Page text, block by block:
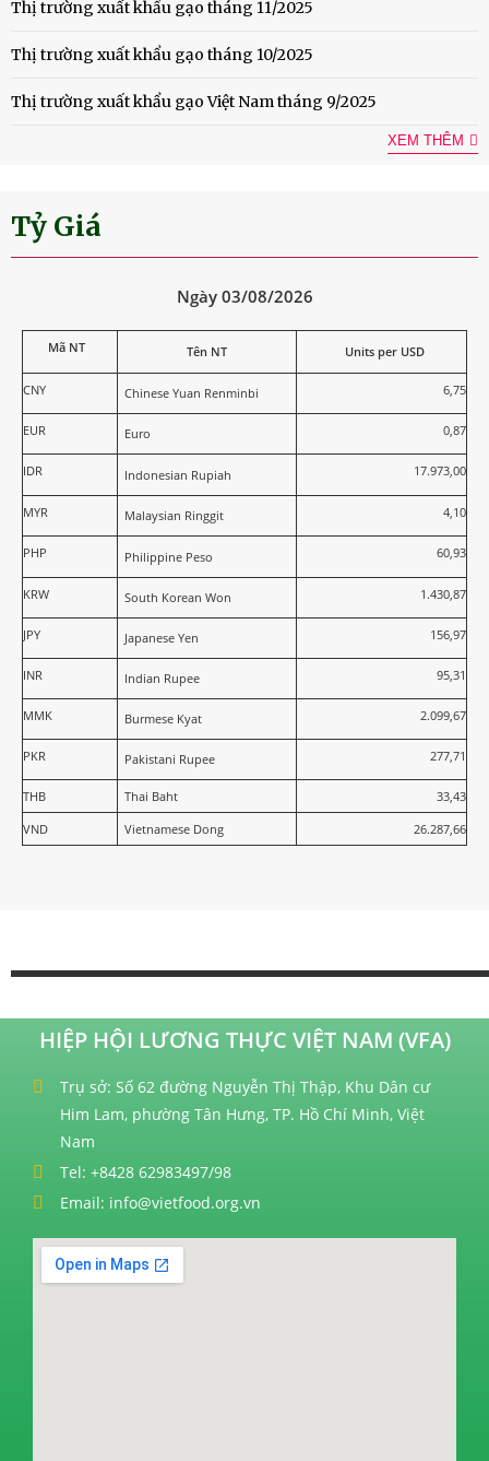
Thị trường xuất khẩu gạo tháng 11/2025
Thị trường xuất khẩu gạo tháng 10/2025
Thị trường xuất khẩu gạo Việt Nam tháng 9/2025
XEM THÊM
Tỷ Giá
Ngày 03/08/2026
Mã NT Tên NT Units per USD
CNY Chinese Yuan Renminbi 6,75
EUR Euro 0,87
IDR Indonesian Rupiah 17.973,00
MYR Malaysian Ringgit 4,10
PHP Philippine Peso 60,93
KRW South Korean Won 1.430,87
JPY Japanese Yen 156,97
INR Indian Rupee 95,31
MMK Burmese Kyat 2.099,67
PKR Pakistani Rupee 277,71
THB Thai Baht
33,43
VND
Vietnamese Dong 26.287,66
HIỆP HỘI LƯƠNG THỰC VIỆT NAM (VFA)
Trụ sở: Số 62 đường Nguyễn Thị Thập, Khu Dân cư
Him Lam, phường Tân Hưng, TP. Hồ Chí Minh, Việt
Nam
Tel: +8428 62983497/98
Email: info@vietfood.org.vn